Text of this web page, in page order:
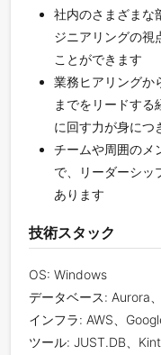
社内のさまざまな
ジニアリングの視
ことができます
業務ヒアリングか
までをリードする
に回す力が身につ
チームや周囲のメ
で、リーダーシッ
あります
技術スタック
OS: Windows
データベース: Aurora
インフラ: AWS、
ツール: JUST.DB、